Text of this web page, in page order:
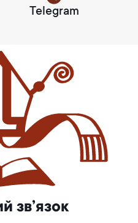
Telegram
зв’язок